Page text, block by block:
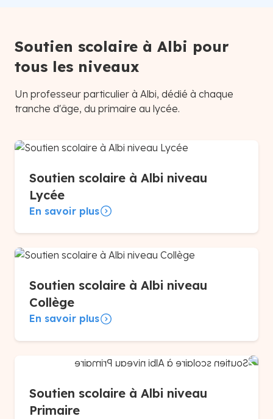
Soutien scolaire à Albi pour
tous les niveaux
Un professeur particulier à Albi, dédié à chaque
tranche d'âge, du primaire au lycée.
Soutien scolaire à Albi niveau
Lycée
En savoir plus
Soutien scolaire à Albi niveau
Collège
En savoir plus
Soutien scolaire à Albi niveau
Primaire